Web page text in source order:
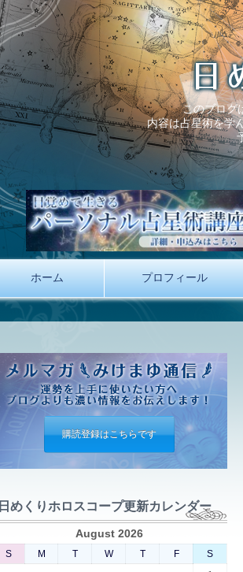
このブログ
内容は占星術を学
ホーム プロフィール
購読登録はこちらです
日めくりホロスコープ更新カレンダー
August 2026
S M T W T F
S